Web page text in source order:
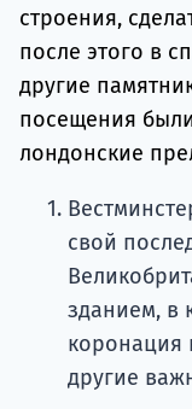
строения,
после этого в
другие
посещения
лондонские
свой
зданием, в
коронация
другие